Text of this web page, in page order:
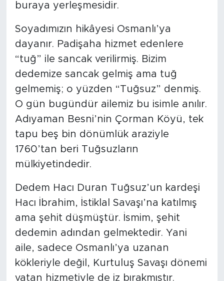
buraya yerleşmesidir.
Soyadımızın hikâyesi Osmanlı’ya
dayanır. Padişaha hizmet edenlere
“tuğ” ile sancak verilirmiş. Bizim
dedemize sancak gelmiş ama tuğ
gelmemiş; o yüzden “Tuğsuz” denmiş.
O gün bugündür ailemiz bu isimle anılır.
Adıyaman Besni’nin Çorman Köyü, tek
tapu beş bin dönümlük araziyle
1760’tan beri Tuğsuzların
mülkiyetindedir.
Dedem Hacı Duran Tuğsuz’un kardeşi
Hacı İbrahim, İstiklal Savaşı’na katılmış
ama şehit düşmüştür. İsmim, şehit
dedemin adından gelmektedir. Yani
aile, sadece Osmanlı’ya uzanan
kökleriyle değil, Kurtuluş Savaşı dönemi
vatan hizmetiyle de iz bırakmıştır.